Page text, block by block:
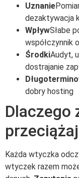
Uznanie
dezaktywacja
WpływSłabe
współczynnik
ŚrodkiAudyt,
dostrajanie
dobry hosting
Dlaczego
Każda wtyczka
wtyczek razem